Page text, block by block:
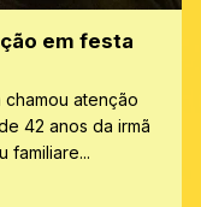
em festa
atenção
42 anos da irmã
familiare...